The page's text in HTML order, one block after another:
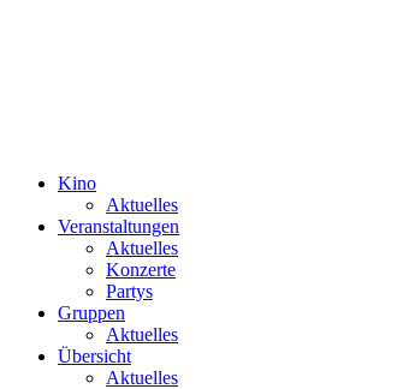
Kino
Aktuelles
Veranstaltungen
Aktuelles
Konzerte
Partys
Gruppen
Aktuelles
Übersicht
Aktuelles